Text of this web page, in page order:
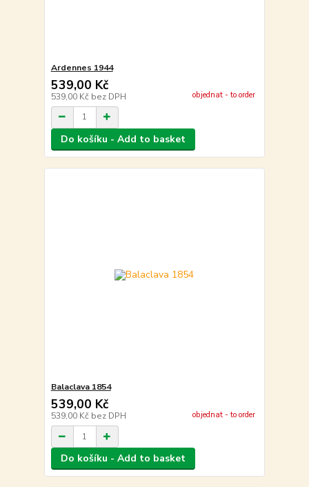
Ardennes 1944
539,00 Kč
539,00 Kč bez DPH objednat - to order
Do košíku - Add to basket
Balaclava 1854
539,00 Kč
539,00 Kč bez DPH objednat - to order
Do košíku - Add to basket